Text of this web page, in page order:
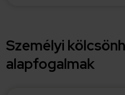
Személyi
alapfogalmak